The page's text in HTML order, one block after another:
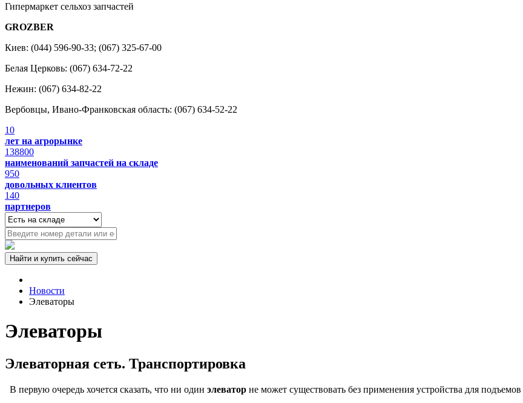
Гипермаркет сельхоз запчастей
GROZBER
Киев: (044) 596-90-33; (067) 325-67-00
Белая Церковь: (067) 634-72-22
Нежин: (067) 634-82-22
Вербовцы, Ивано-Франковская область: (067) 634-52-22
10
лет на агрорынке
138800
наименований запчастей на складе
950
довольных клиентов
140
партнеров
Новости
Элеваторы
Элеваторы
Элеваторная сеть. Транспортировка
В первую очередь хочется сказать, что ни один элеватор не может существовать без применения устройства для